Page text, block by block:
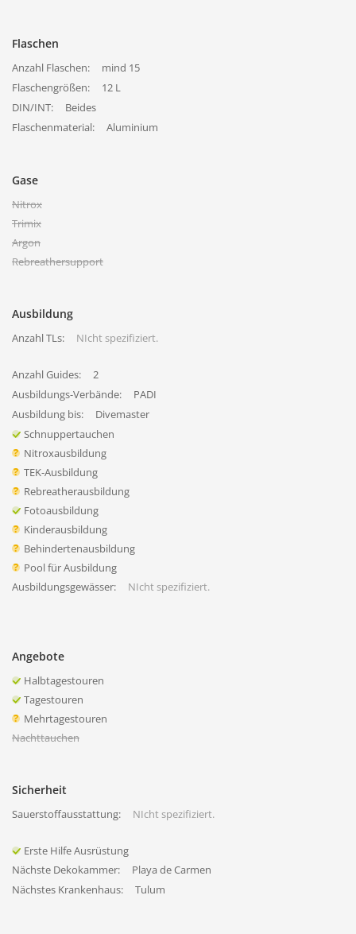
Flaschen
Anzahl Flaschen:
mind 15
Flaschengrößen:
12 L
DIN/INT:
Beides
Flaschenmaterial:
Aluminium
Gase
Nitrox
Trimix
Argon
Rebreathersupport
Ausbildung
Anzahl TLs: NIcht spezifiziert.
Anzahl Guides:
2
Ausbildungs-Verbände:
PADI
Ausbildung bis:
Divemaster
Schnuppertauchen
Nitroxausbildung
TEK-Ausbildung
Rebreatherausbildung
Fotoausbildung
Kinderausbildung
Behindertenausbildung
Pool für Ausbildung
Ausbildungsgewässer:
NIcht spezifiziert.
Angebote
Halbtagestouren
Tagestouren
Mehrtagestouren
Nachttauchen
Sicherheit
Sauerstoffausstattung: NIcht spezifiziert.
Erste Hilfe Ausrüstung
Nächste Dekokammer:
Playa de Carmen
Nächstes Krankenhaus:
Tulum